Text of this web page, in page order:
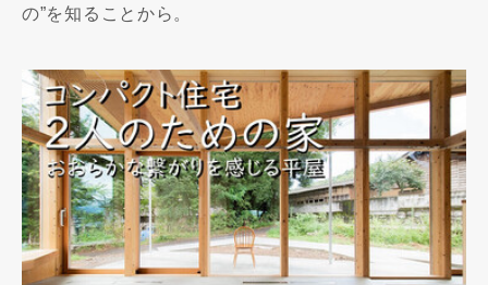
の”を知ることから。